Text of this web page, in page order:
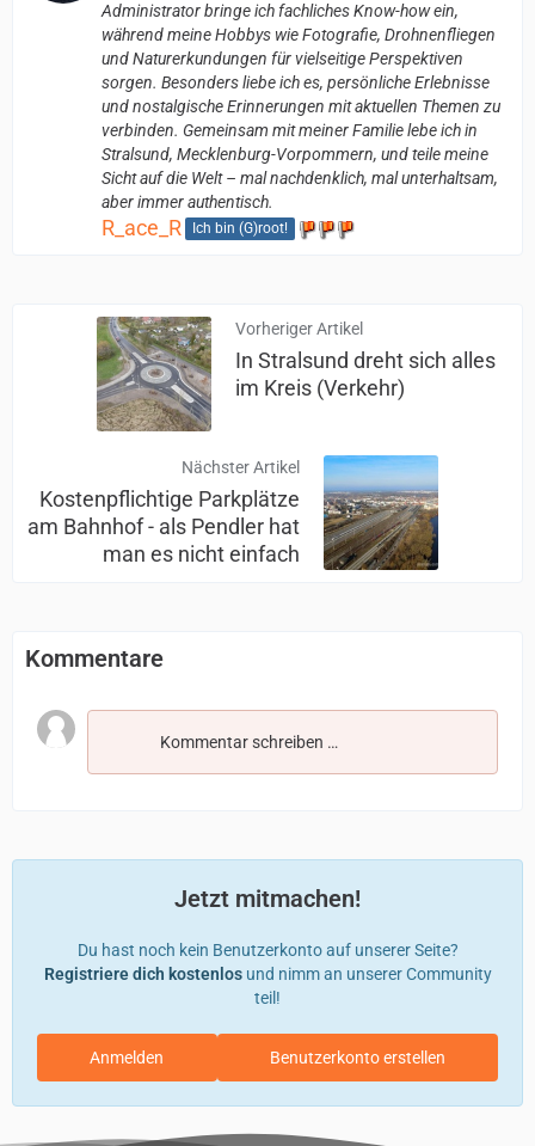
Administrator bringe ich fachliches Know-how ein,
während meine Hobbys wie Fotografie, Drohnenfliegen
und Naturerkundungen für vielseitige Perspektiven
sorgen. Besonders liebe ich es, persönliche Erlebnisse
und nostalgische Erinnerungen mit aktuellen Themen zu
verbinden. Gemeinsam mit meiner Familie lebe ich in
Stralsund, Mecklenburg-Vorpommern, und teile meine
Sicht auf die Welt – mal nachdenklich, mal unterhaltsam,
aber immer authentisch.
R_ace_R Ich bin (G)root!
Vorheriger Artikel
In Stralsund dreht sich alles
im Kreis (Verkehr)
Nächster Artikel
Kostenpflichtige Parkplätze
am Bahnhof - als Pendler hat
man es nicht einfach
Kommentare
Kommentar schreiben …
Jetzt mitmachen!
Du hast noch kein Benutzerkonto auf unserer Seite?
Registriere dich kostenlosund nimm an unserer Community
teil!
Benutzerkonto erstellen
Anmelden